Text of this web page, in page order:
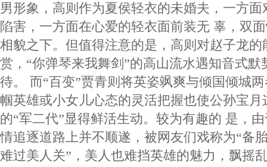
男形象，高则作为夏侯轻衣的未婚夫，一方
陷害，一方面在心爱的轻衣面前装无 辜，双
相貌之下。但值得注意的是，高则对赵子龙
赏，“你弹琴来我舞剑”的高山流水遇知音式
待。 而“百变”贾青则将英姿飒爽与倾国倾城
帼英雄或小女儿心态的灵活把握也使公孙宝月
的“军二代”显得鲜活生动。较为有趣的 是，
情追逐道路上并不顺遂，被网友们戏称为“备
难过美人关”，美人也难挡英雄的魅力，飘摇